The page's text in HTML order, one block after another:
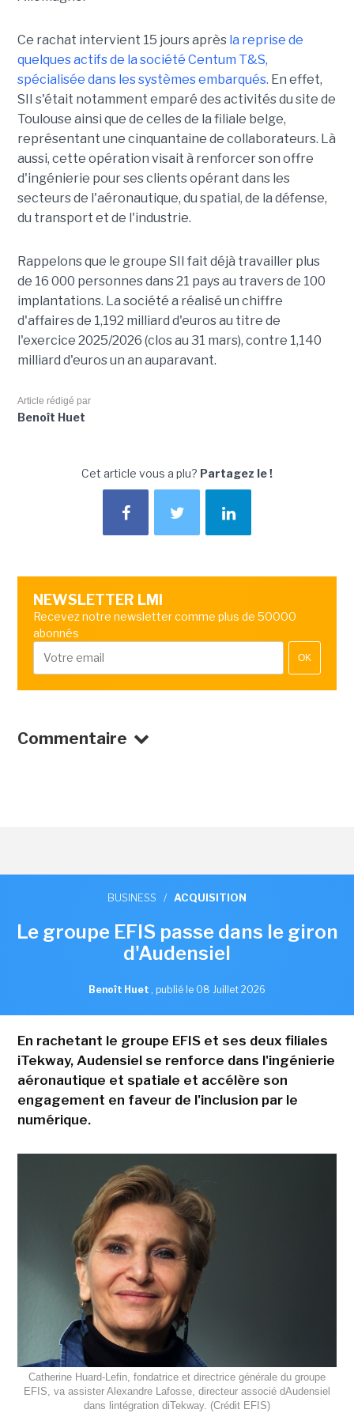
Ce rachat intervient 15 jours après la reprise de
quelques actifs de la société Centum T&S,
spécialisée dans les systèmes embarqués. En effet,
SII s'était notamment emparé des activités du site de
Toulouse ainsi que de celles de la filiale belge,
représentant une cinquantaine de collaborateurs. Là
aussi, cette opération visait à renforcer son offre
d'ingénierie pour ses clients opérant dans les
secteurs de l'aéronautique, du spatial, de la défense,
du transport et de l'industrie.
Rappelons que le groupe SII fait déjà travailler plus
de 16 000 personnes dans 21 pays au travers de 100
implantations. La société a réalisé un chiffre
d'affaires de 1,192 milliard d'euros au titre de
l'exercice 2025/2026 (clos au 31 mars), contre 1,140
milliard d'euros un an auparavant.
Article rédigé par
Benoît Huet
Cet article vous a plu? Partagez le !
NEWSLETTER LMI
Recevez notre newsletter comme plus de 50000
abonnés
OK
Commentaire
BUSINESS / ACQUISITION
Le groupe EFIS passe dans le giron
d'Audensiel
Benoît Huet , publié le 08 Juillet 2026
En rachetant le groupe EFIS et ses deux filiales
iTekway, Audensiel se renforce dans l'ingénierie
aéronautique et spatiale et accélère son
engagement en faveur de l'inclusion par le
numérique.
Catherine Huard-Lefin, fondatrice et directrice générale du groupe
EFIS, va assister Alexandre Lafosse, directeur associé dAudensiel
dans lintégration diTekway. (Crédit EFIS)